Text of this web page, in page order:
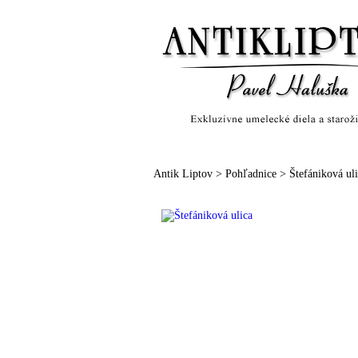
Antik Liptov > Pohľadnice > Štefániková